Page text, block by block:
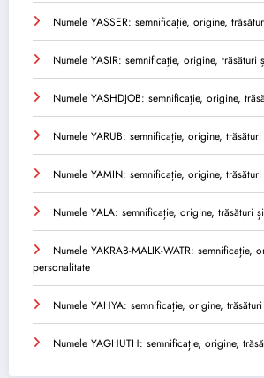
Numele YASSER: semnificație, origine,
Numele YASIR: semnificație, origine, trăsături
Numele YASHDJOB: semnificație, origine,
Numele YARUB: semnificație, origine,
Numele YAMIN: semnificație, origine,
Numele YALA: semnificație, origine, trăsături
Numele YAKRAB-MALIK-WATR: semnificație,
personalitate
Numele YAHYA: semnificație, origine,
Numele YAGHUTH: semnificație, origine,